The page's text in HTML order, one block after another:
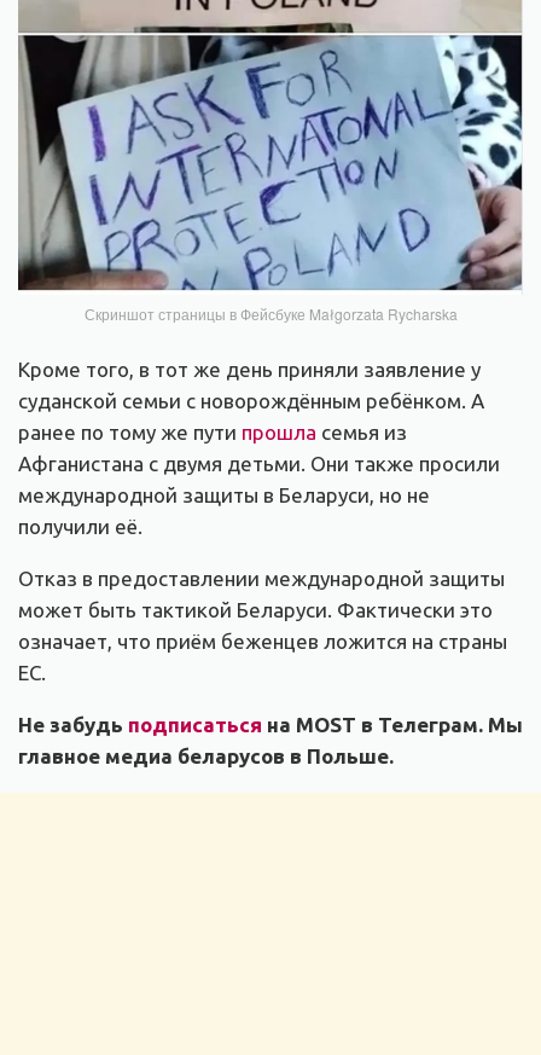
Скриншот страницы в Фейсбуке Małgorzata Rycharska
Кроме того, в тот же день приняли заявление у
суданской семьи с новорождённым ребёнком. А
ранее по тому же пути прошла семья из
Афганистана с двумя детьми. Они также просили
международной защиты в Беларуси, но не
получили её.
Отказ в предоставлении международной защиты
может быть тактикой Беларуси. Фактически это
означает, что приём беженцев ложится на страны
ЕС.
Не забудь подписаться на MOST в Телеграм. Мы
главное медиа беларусов в Польше.